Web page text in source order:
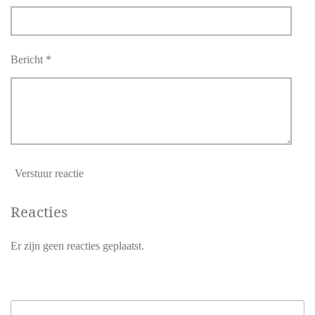
Bericht *
Verstuur reactie
Reacties
Er zijn geen reacties geplaatst.